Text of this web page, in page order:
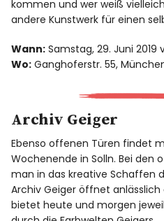
kommen und wer weiß
andere Kunstwerk für einen
Wann: Samstag, 29. Juni 2019
Wo: Ganghoferstr. 55,
Archiv Geiger
Ebenso offenen Türen findet
Wochenende in Solln. Bei den
man in das kreative Schaffen
Archiv Geiger öffnet
bietet heute und morgen